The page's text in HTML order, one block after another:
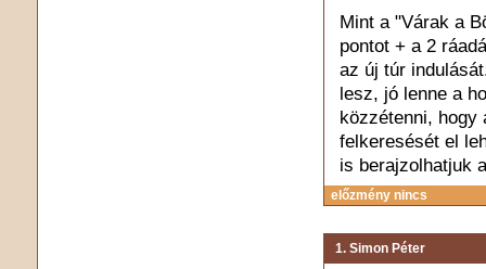
Mint a "Várak a
pontot + a 2
az új túr
lesz, jó lenne a
közzétenni, hogy
felkeresését el
is berajzolhatjuk
előzmény nincs
1. Simon Péter